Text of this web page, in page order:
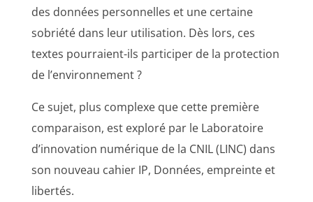
des données personnelles et une certaine
sobriété dans leur utilisation. Dès lors, ces
textes pourraient-ils participer de la protection
de l’environnement ?
Ce sujet, plus complexe que cette première
comparaison, est exploré par le Laboratoire
d’innovation numérique de la CNIL (LINC) dans
son nouveau cahier IP, Données, empreinte et
libertés.